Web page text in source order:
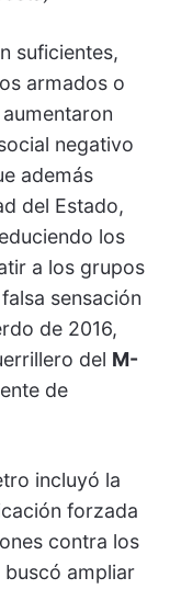
suficientes,
armados o
negativo
además
del Estado,
los
a los grupos
sensación
de 2016,
del M-
de
incluyó la
forzada
contra los
ampliar